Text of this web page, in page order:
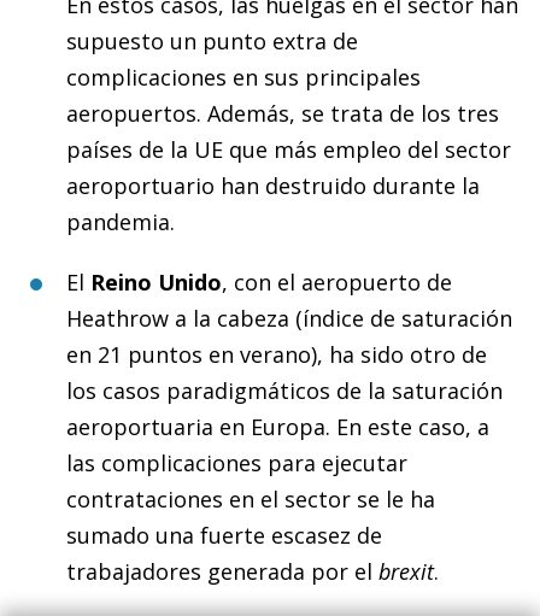
supuesto un punto extra de
complicaciones en sus principales
aeropuertos. Además, se trata de los tres
países de la UE que más empleo del sector
aeroportuario han destruido durante la
pandemia.
El Reino Unido, con el aeropuerto de
Heathrow a la cabeza (índice de saturación
en 21 puntos en verano), ha sido otro de
los casos paradigmáticos de la saturación
aeroportuaria en Europa. En este caso, a
las complicaciones para ejecutar
contrataciones en el sector se le ha
sumado una fuerte escasez de
trabajadores generada por el brexit.